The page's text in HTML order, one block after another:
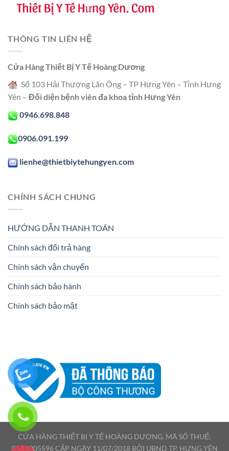
THÔNG TIN LIÊN HỆ
Cửa Hàng Thiết Bị Y Tế Hoàng Dương
Số 103 Hải Thượng Lãn Ông – TP Hưng Yên – Tỉnh Hưng
Yên – Đối diện bệnh viên đa khoa tỉnh Hưng Yên
0946.698.848
0906.091.199
lienhe@thietbiytehungyen.com
CHÍNH SÁCH CHUNG
HƯỚNG DẪN THANH TOÁN
Chính sách đổi trả hàng
Chính sách vận chuyển
Chính sách bảo hành
Chính sách bảo mật
CỬA HÀNG THIẾT BỊ Y TẾ HOÀNG DƯƠNG. MÃ SỐ THUẾ:
05A8005596 CẤP NGÀY 11/07/2018 BỞI UBND TP. HƯNG YÊN